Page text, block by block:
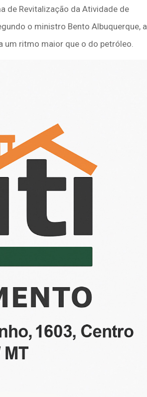
de Revitalização da Atividade de
o ministro Bento Albuquerque, a
um ritmo maior que o do petróleo.